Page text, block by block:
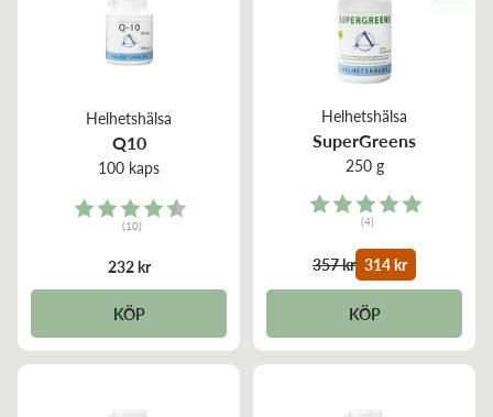
Helhetshälsa
Q10
100 kaps
Rating:
(10)
232 kr
KÖP
Helhetshälsa
SuperGreens
250 g
Rating:
(4)
357 kr 314 kr
KÖP